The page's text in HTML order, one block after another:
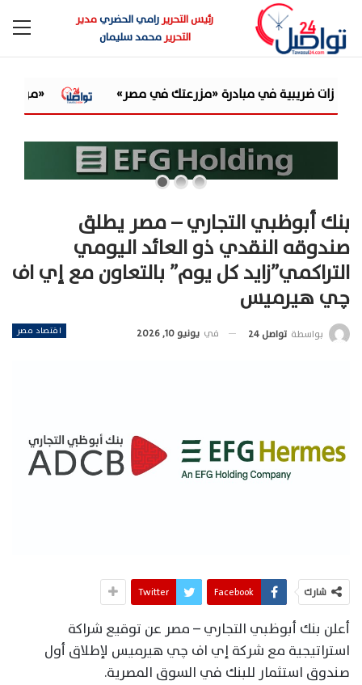
رئيس التحريررامي الحضريمدير
التحريرمحمد سليمان
«مرصد الذهب»: الكاش باك غيّر
بنك أبوظبي التجاري – مصر يطلق
صندوقه النقدي ذو العائد اليومي
التراكمي”زايد كل يوم” بالتعاون مع إي اف
چي هيرميس
اقتصاد مصر بواسطة تواصل 24 في يونيو 10, 2026
شارك Facebook
Twitter
أعلن بنك أبوظبي التجاري – مصر عن توقيع شراكة
استراتيجية مع شركة إي اف چي هيرميس لإطلاق أول
صندوق استثمار للبنك في السوق المصرية.